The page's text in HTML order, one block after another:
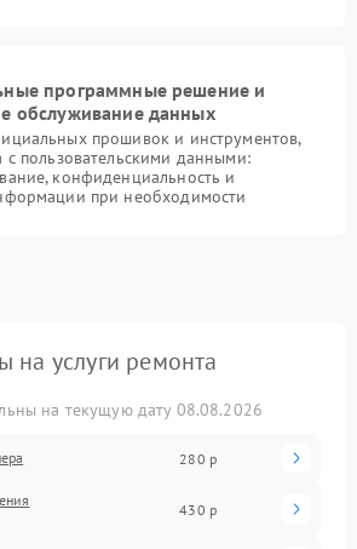
программные решение и
обслуживание данных
прошивок и инструментов,
с пользовательскими данными:
конфиденциальность и
при необходимости
на услуги ремонта
на текущую дату 08.08.2026
280 р
430 р